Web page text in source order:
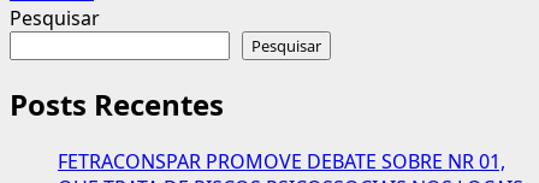
mais
Reforma
Trabalhista
se
aplica
Pesquisar
Pesquisar
Posts Recentes
FETRACONSPAR PROMOVE DEBATE SOBRE NR 01,